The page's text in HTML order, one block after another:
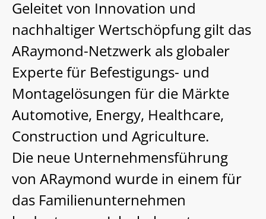
Geleitet von Innovation und
nachhaltiger Wertschöpfung gilt das
ARaymond-Netzwerk als globaler
Experte für Befestigungs- und
Montagelösungen für die Märkte
Automotive, Energy, Healthcare,
Construction und Agriculture.
Die neue Unternehmensführung
von ARaymond wurde in einem für
das Familienunternehmen